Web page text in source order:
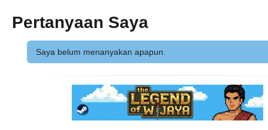
Pertanyaan Saya
Saya belum menanyakan apapun.